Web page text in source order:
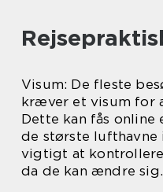
Visum: De fleste
kræver et visum for
Dette kan fås online
de største
vigtigt at
da de kan ændre sig.